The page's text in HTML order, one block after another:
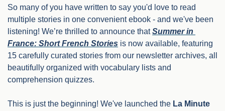
So many of you have written to say you'd love to read
multiple stories in one convenient ebook - and we've been
listening! We’re thrilled to announce that Summer in
France: Short French Stories is now available, featuring
15 carefully curated stories from our newsletter archives, all
beautifully organized with vocabulary lists and
comprehension quizzes.
This is just the beginning! We've launched the La Minute